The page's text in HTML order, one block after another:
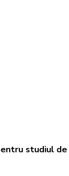
studiul de